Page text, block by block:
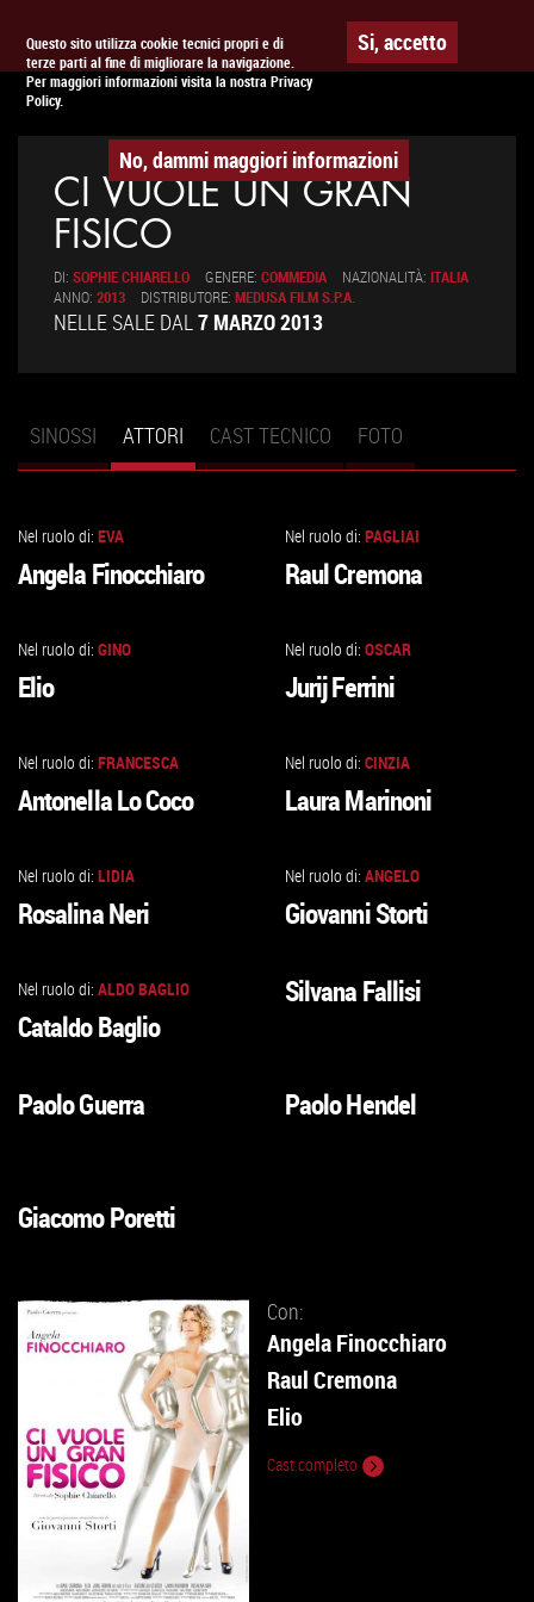
Questo sito utilizza cookie tecnici propri e di
terze parti al fine di migliorare la navigazione.
Per maggiori informazioni visita la nostra Privacy
Policy.
Si, accetto
No, dammi maggiori informazioni
APPUNTAMENTO AL CINEMA
CI VUOLE UN GRAN
FISICO
DI: SOPHIE CHIARELLO GENERE: COMMEDIA NAZIONALITÀ: ITALIA
ANNO: 2013 DISTRIBUTORE: MEDUSA FILM S.P.A.
NELLE SALE DAL7 MARZO 2013
Schede primarie
SINOSSI ATTORI (SCHEDA
ATTIVA)
CAST TECNICO FOTO
ALLA
Nel ruolo di: EVA
Angela Finocchiaro
ALLA
Nel ruolo di: PAGLIAI
Raul Cremona
ALLA
Nel ruolo di: GINO
Elio
ALLA
Nel ruolo di: OSCAR
Jurij Ferrini
ALLA
Nel ruolo di: FRANCESCA
Antonella Lo Coco
ALLA
Nel ruolo di: CINZIA
Laura Marinoni
ALLA
Nel ruolo di: LIDIA
Rosalina Neri
ALLA
Nel ruolo di: ANGELO
Giovanni Storti
ALLA
Nel ruolo di: ALDO BAGLIO
Cataldo Baglio
VAI
Silvana Fallisi
VAI
Paolo Guerra
VAI
Paolo Hendel
VAI
Giacomo Poretti
Con:
Angela Finocchiaro
Raul Cremona
Elio
Cast completo